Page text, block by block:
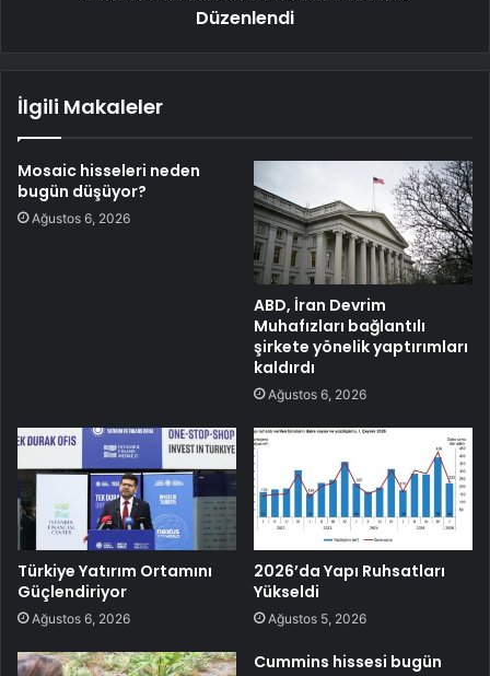
Düzenlendi
İlgili Makaleler
Mosaic hisseleri neden
bugün düşüyor?
Ağustos 6, 2026
ABD, İran Devrim
Muhafızları bağlantılı
şirkete yönelik yaptırımları
kaldırdı
Ağustos 6, 2026
Türkiye Yatırım Ortamını
Güçlendiriyor
Ağustos 6, 2026
2026’da Yapı Ruhsatları
Yükseldi
Ağustos 5, 2026
Cummins hissesi bugün